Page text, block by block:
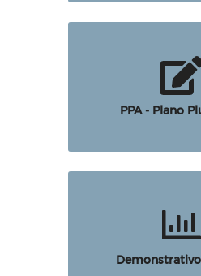
PPA - Plano